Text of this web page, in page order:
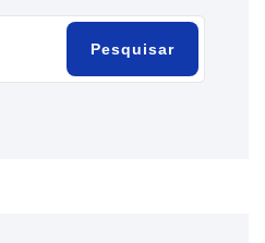
Pesquisar